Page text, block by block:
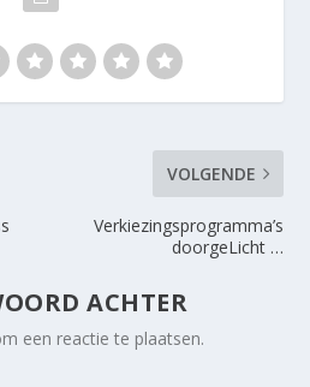
VOLGENDE
Verkiezingsprogramma’s
doorgeLicht …
ACHTER
een reactie te plaatsen.